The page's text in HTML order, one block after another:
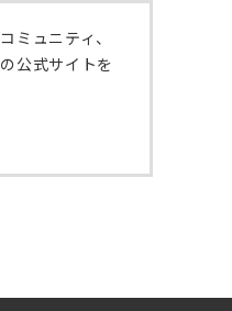
ミュニティ、
公式サイトを